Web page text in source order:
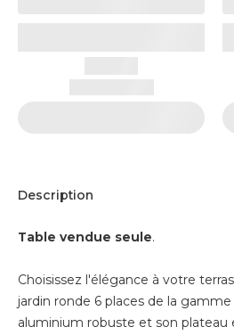
Description
Table vendue seule.
Choisissez l'élégance à votre
jardin ronde 6 places de la
aluminium robuste et son plateau